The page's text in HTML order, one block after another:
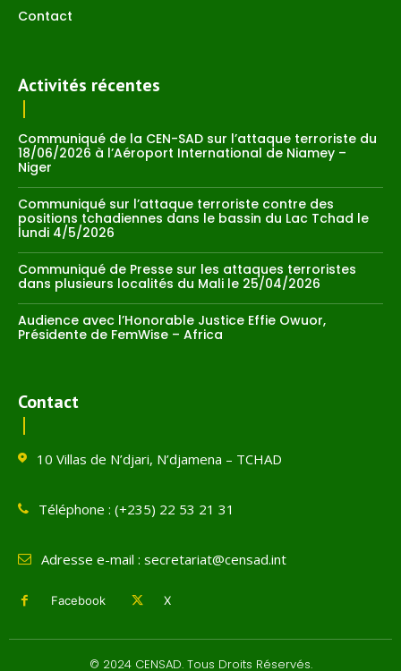
Contact
Activités récentes
Communiqué de la CEN-SAD sur l’attaque terroriste du
18/06/2026 à l’Aéroport International de Niamey –
Niger
Communiqué sur l’attaque terroriste contre des
positions tchadiennes dans le bassin du Lac Tchad le
lundi 4/5/2026
Communiqué de Presse sur les attaques terroristes
dans plusieurs localités du Mali le 25/04/2026
Audience avec l’Honorable Justice Effie Owuor,
Présidente de FemWise – Africa
Contact
10 Villas de N’djari, N’djamena – TCHAD
Téléphone : (+235) 22 53 21 31
Adresse e-mail : secretariat@censad.int
Facebook X
© 2024 CENSAD. Tous Droits Réservés.